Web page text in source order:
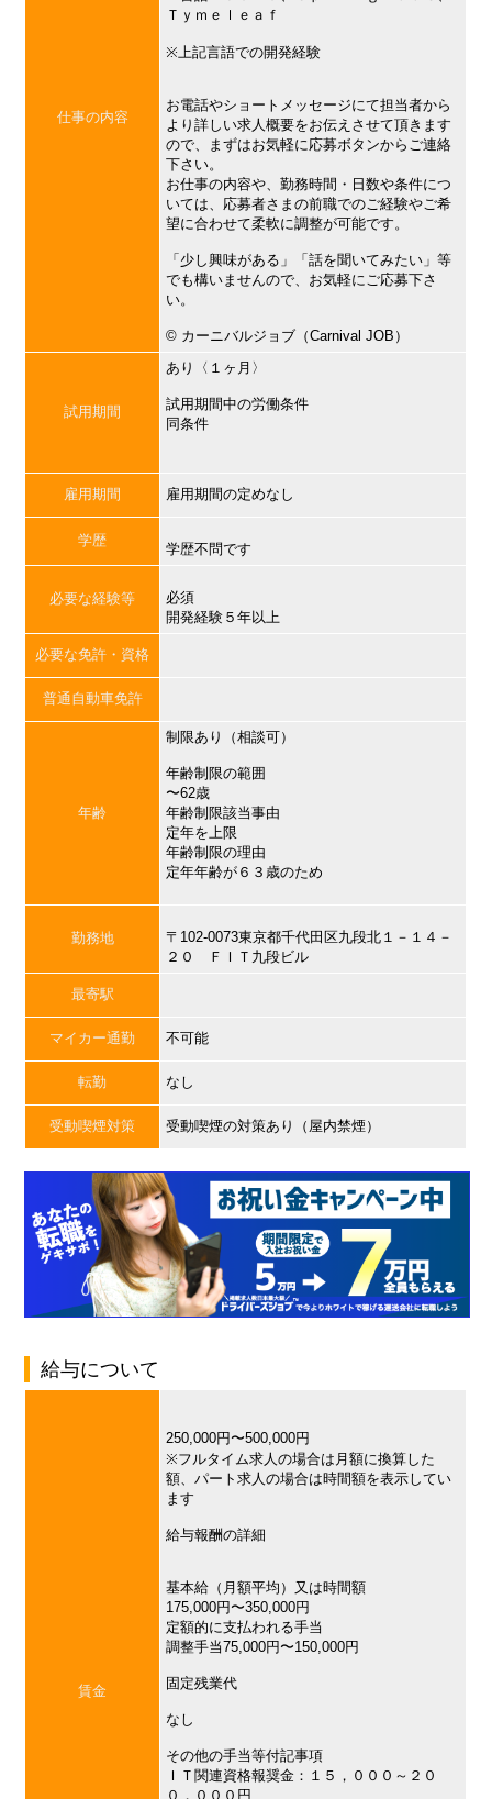
仕事の内容
Ｔｙｍｅｌｅａｆ
※上記言語での開発経験
お電話やショートメッセージにて担当者から
より詳しい求人概要をお伝えさせて頂きます
ので、まずはお気軽に応募ボタンからご連絡
下さい。
お仕事の内容や、勤務時間・日数や条件につ
いては、応募者さまの前職でのご経験やご希
望に合わせて柔軟に調整が可能です。
「少し興味がある」「話を聞いてみたい」等
でも構いませんので、お気軽にご応募下さ
い。
©︎ カーニバルジョブ（Carnival JOB）
試用期間
あり〈１ヶ月〉
試用期間中の労働条件
同条件
雇用期間 雇用期間の定めなし
学歴
学歴不問です
必要な経験等
必須
開発経験５年以上
必要な免許・資格
普通自動車免許
年齢
制限あり（相談可）
年齢制限の範囲
〜62歳
年齢制限該当事由
定年を上限
年齢制限の理由
定年年齢が６３歳のため
勤務地
〒102-0073東京都千代田区九段北１－１４－
２０ ＦＩＴ九段ビル
最寄駅
マイカー通勤 不可能
転勤 なし
受動喫煙対策 受動喫煙の対策あり（屋内禁煙）
給与について
賃金
250,000円〜500,000円
※フルタイム求人の場合は月額に換算した
額、パート求人の場合は時間額を表示してい
ます
給与報酬の詳細
基本給（月額平均）又は時間額
175,000円〜350,000円
定額的に支払われる手当
調整手当75,000円〜150,000円
固定残業代
なし
その他の手当等付記事項
ＩＴ関連資格報奨金：１５，０００～２０
０，０００円